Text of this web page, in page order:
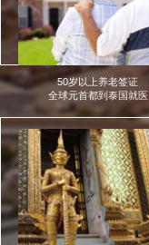
50岁以上养老签证
全球元首都到泰国就医